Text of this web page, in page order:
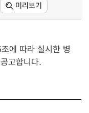
미리보기
조에 따라 실시한 병
고합니다.